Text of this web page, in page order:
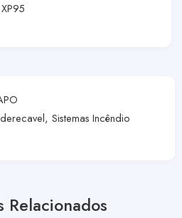
, Sistemas Incêndio
Relacionados